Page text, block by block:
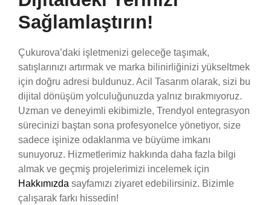
Sağlamlaştırın!
Çukurova’daki işletmenizi geleceğe taşımak,
satışlarınızı artırmak ve marka bilinirliğinizi yükseltmek
için doğru adresi buldunuz. Acil Tasarım olarak, sizi bu
dijital dönüşüm yolculuğunuzda yalnız bırakmıyoruz.
Uzman ve deneyimli ekibimizle, Trendyol entegrasyon
sürecinizi baştan sona profesyonelce yönetiyor, size
sadece işinize odaklanma ve büyüme imkanı
sunuyoruz. Hizmetlerimiz hakkında daha fazla bilgi
almak ve geçmiş projelerimizi incelemek için
Hakkımızda sayfamızı ziyaret edebilirsiniz. Bizimle
çalışarak farkı hissedin!